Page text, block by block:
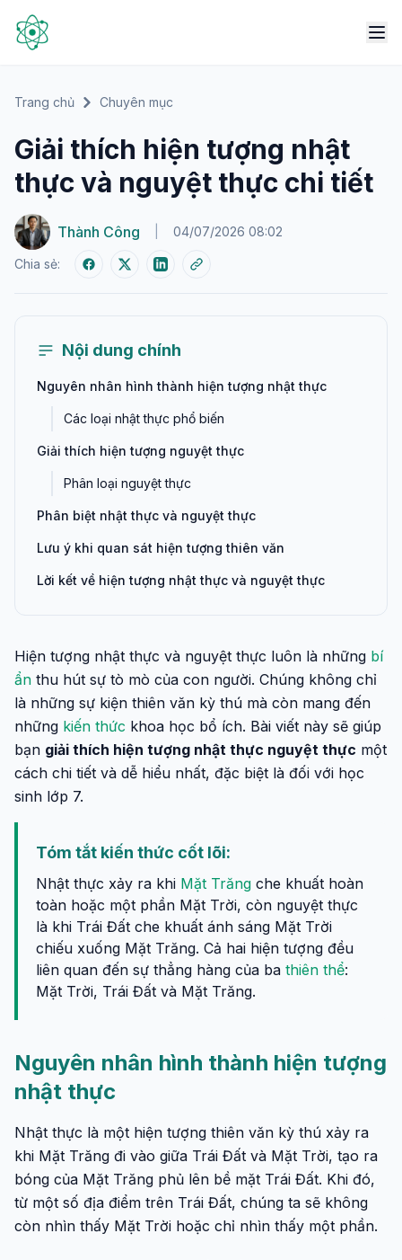
Trang chủ Chuyên mục
Giải thích hiện tượng nhật
thực và nguyệt thực chi tiết
Thành Công 04/07/2026 08:02
Chia sẻ:
Nội dung chính
Nguyên nhân hình thành hiện tượng nhật thực
Các loại nhật thực phổ biến
Giải thích hiện tượng nguyệt thực
Phân loại nguyệt thực
Phân biệt nhật thực và nguyệt thực
Lưu ý khi quan sát hiện tượng thiên văn
Lời kết về hiện tượng nhật thực và nguyệt thực
Hiện tượng nhật thực và nguyệt thực luôn là những bí
ẩn thu hút sự tò mò của con người. Chúng không chỉ
là những sự kiện thiên văn kỳ thú mà còn mang đến
những kiến thức khoa học bổ ích. Bài viết này sẽ giúp
bạn giải thích hiện tượng nhật thực nguyệt thực một
cách chi tiết và dễ hiểu nhất, đặc biệt là đối với học
sinh lớp 7.
Tóm tắt kiến thức cốt lõi:
Nhật thực xảy ra khi Mặt Trăng che khuất hoàn
toàn hoặc một phần Mặt Trời, còn nguyệt thực
là khi Trái Đất che khuất ánh sáng Mặt Trời
chiếu xuống Mặt Trăng. Cả hai hiện tượng đều
liên quan đến sự thẳng hàng của ba thiên thể:
Mặt Trời, Trái Đất và Mặt Trăng.
Nguyên nhân hình thành hiện tượng
nhật thực
Nhật thực là một hiện tượng thiên văn kỳ thú xảy ra
khi Mặt Trăng đi vào giữa Trái Đất và Mặt Trời, tạo ra
bóng của Mặt Trăng phủ lên bề mặt Trái Đất. Khi đó,
từ một số địa điểm trên Trái Đất, chúng ta sẽ không
còn nhìn thấy Mặt Trời hoặc chỉ nhìn thấy một phần.